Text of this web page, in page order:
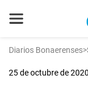
Diarios Bonaerenses>
25 de octubre de